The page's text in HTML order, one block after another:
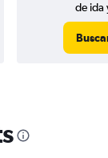
de ida